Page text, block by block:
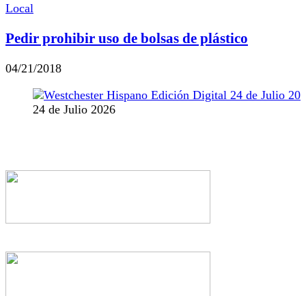
Local
Pedir prohibir uso de bolsas de plástico
04/21/2018
24 de Julio 2026